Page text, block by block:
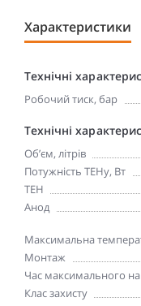
Характеристики
Технічні
Робочий тиск, бар
Технічні
Об’єм, літрів
Потужність ТЕНу, Вт
ТЕН
Анод
Максимальна
Монтаж
Час максимального
Клас захисту